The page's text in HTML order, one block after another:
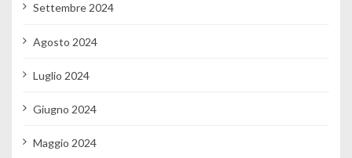
Settembre 2024
Agosto 2024
Luglio 2024
Giugno 2024
Maggio 2024